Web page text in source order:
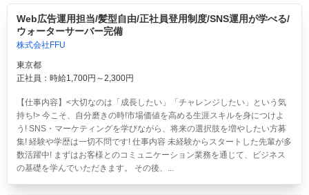
Web広告運用担当/髪型自由/正社員登用制度/SNS運用が学べる/
ウォーターサーバー完備
株式会社FFU
東京都
正社員：時給1,700円～2,300円
【仕事内容】<大切なのは「成長したい」「チャレンジしたい」という気
持ち!> 今こそ、自分磨きの時!市場価値を高める生涯スキルを身につけよ
う! SNS・マーケティングを学びながら、将来の選択肢を増やしたい方募
集! 経験や学歴は一切不問です! 仕事内容 未経験からスタートした先輩が多
数活躍中! まずはお客様とのコミュニケーション業務を通じて、ビジネス
の基礎を学んでいただきます。 その後、...